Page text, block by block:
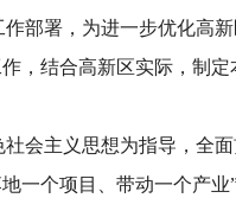
部署，为进一步优化高
，结合高新区实际，制定
社会主义思想为指导，全
一个项目、带动一个产